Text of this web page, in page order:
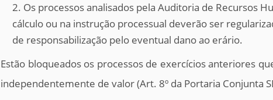
2. Os processos analisados pela Auditoria de Recursos
cálculo ou na instrução processual deverão ser
de responsabilização pelo eventual dano ao erário.
Estão bloqueados os processos de exercícios anteriores
independentemente de valor (Art. 8º da Portaria Conjunta